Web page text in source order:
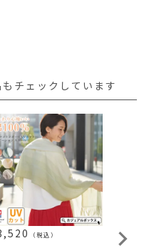
チェックしています
（税込） ¥